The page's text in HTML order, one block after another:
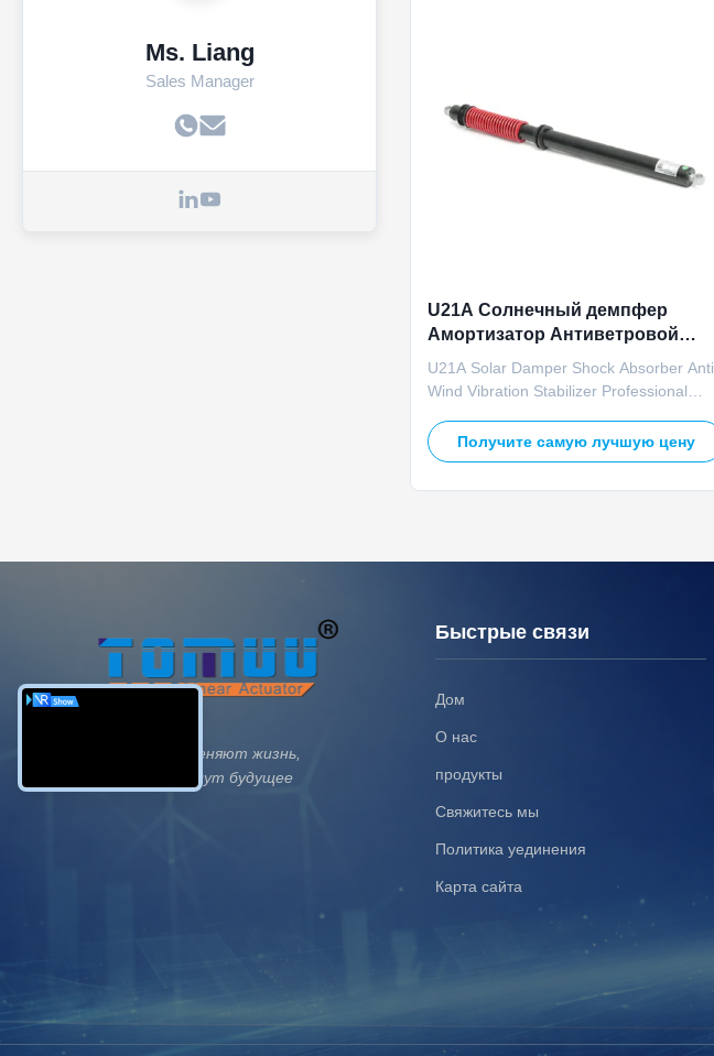
Ms. Liang
Sales Manager
U21A Солнечный демпфер
Амортизатор Антиветровой
Виброгаситель для Системы
Солнечного Трекера
U21A Solar Damper Shock Absorber Anti
Wind Vibration Stabilizer Professional
specifically for solar tracker systems,
designed to resist strong wind vibrations
Получите самую лучшую цену
Технологии меняют жизнь,
инновации ведут будущее
Быстрые связи
Дом
О нас
продукты
Свяжитесь мы
Политика уединения
Карта сайта